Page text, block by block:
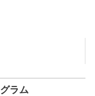
ラム